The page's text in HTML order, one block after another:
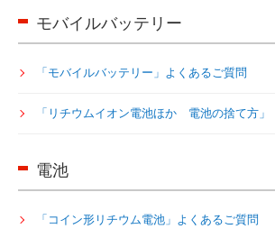
モバイルバッテリー
「モバイルバッテリー」よくあるご質問
「リチウムイオン電池ほか 電池の捨て方」
電池
「コイン形リチウム電池」よくあるご質問